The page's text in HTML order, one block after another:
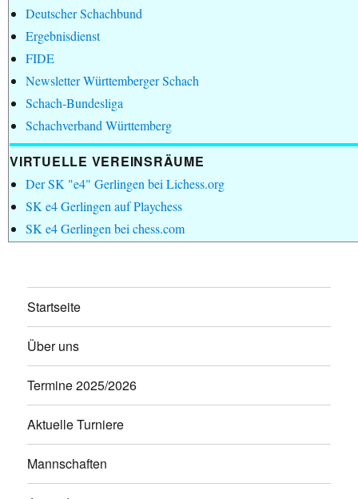
Deutscher Schachbund
Ergebnisdienst
FIDE
Newsletter Württemberger Schach
Schach-Bundesliga
Schachverband Württemberg
VIRTUELLE VEREINSRÄUME
Der SK "e4" Gerlingen bei Lichess.org
SK e4 Gerlingen auf Playchess
SK e4 Gerlingen bei chess.com
Startseite
Über uns
Termine 2025/2026
Aktuelle Turniere
Mannschaften